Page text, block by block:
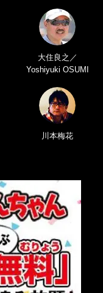
大住良之／
Yoshiyuki OSUMI
川本梅花